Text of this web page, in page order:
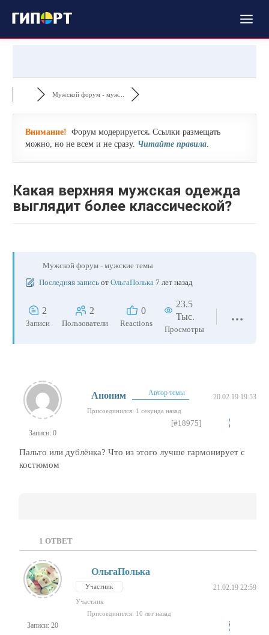
Мужской форум - муж...
Внимание! Форум модерируется. Ссылки размещать
можно, но не всем и не сразу. Читайте правила.
Какая верхняя мужская одежда
выглядит более классической?
Мужской форум - мужские темы
Последняя запись от ОльгаПолька 7 лет назад
2
Записи
2
Пользователи
0
Reactions
23.5
Тыс.
Просмотры
Записи: 0
Аноним Автор темы 20.02.19 19:53
Присоединился: 1 секунда назад
[#18975]
Пальто или дублёнка? Что из этого лучше гармонирует с
костюмом
1 ОТВЕТ
Записи: 20
ОльгаПолька
Участник 21.02.19 22:59
Участник
Присоединился: 10 лет назад